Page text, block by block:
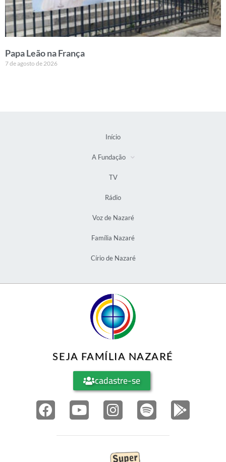
Papa Leão na França
7 de agosto de 2026
Início
A Fundação
TV
Rádio
Voz de Nazaré
Família Nazaré
Círio de Nazaré
SEJA FAMÍLIA NAZARÉ
cadastre-se